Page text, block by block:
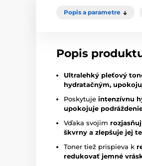
Popis a parametre
Popis
Ultralehký pleťový
hydratačným,
Poskytuje intenzívnu
upokojuje
Vďaka svojim
škvrny a zlepšuje jej
Toner tiež prispieva k
redukovať jemné